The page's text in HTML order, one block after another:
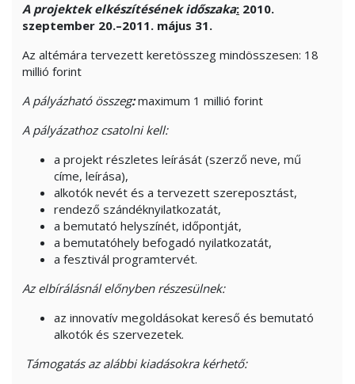
A projektek elkészítésének időszaka: 2010.
szeptember 20.–2011. május 31.
Az altémára tervezett keretösszeg mindösszesen: 18
millió forint
A pályázható összeg:maximum 1 millió forint
A pályázathoz csatolni kell:
a projekt részletes leírását (szerző neve, mű
címe, leírása),
alkotók nevét és a tervezett szereposztást,
rendező szándéknyilatkozatát,
a bemutató helyszínét, időpontját,
a bemutatóhely befogadó nyilatkozatát,
a fesztivál programtervét.
Az elbírálásnál előnyben részesülnek:
az innovatív megoldásokat kereső és bemutató
alkotók és szervezetek.
Támogatás az alábbi kiadásokra kérhető: